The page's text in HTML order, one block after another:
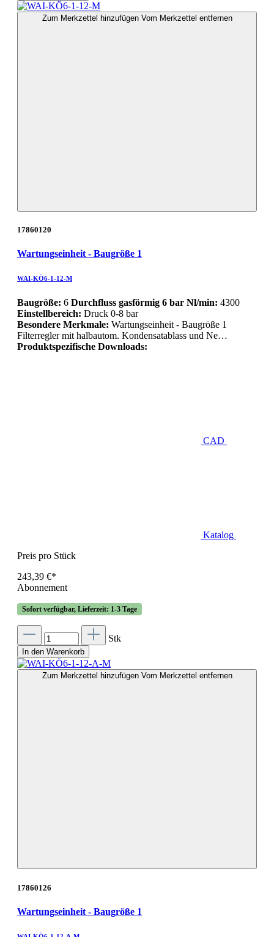
Zum Merkzettel hinzufügen Vom Merkzettel entfernen
17860120
Wartungseinheit - Baugröße 1
WAI-KÖ6-1-12-M
Baugröße: 6 Durchfluss gasförmig 6 bar Nl/min: 4300
Einstellbereich: Druck 0-8 bar
Besondere Merkmale: Wartungseinheit - Baugröße 1
Filterregler mit halbautom. Kondensatablass und Ne…
Produktspezifische Downloads:
CAD
Katalog
Preis pro Stück
243,39 €*
Abonnement
Sofort verfügbar, Lieferzeit: 1-3 Tage
Stk
In den Warenkorb
Zum Merkzettel hinzufügen Vom Merkzettel entfernen
17860126
Wartungseinheit - Baugröße 1